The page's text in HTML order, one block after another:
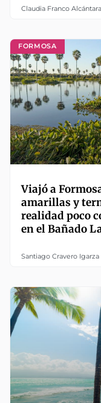
Claudia Franco Alcántara
FORMOSA
Viajó a
amarillas y
realidad poco
en el Bañado
Santiago Cravero Igarza